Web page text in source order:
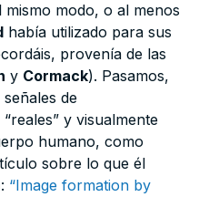
modo, o al menos
había utilizado para sus
provenía de las
y Cormack). Pasamos,
de
y visualmente
humano, como
sobre lo que él
: “Image formation by